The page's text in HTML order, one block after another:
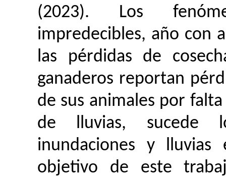
(2023). Los
impredecibles, año con
las pérdidas de
ganaderos reportan
de sus animales por
de lluvias, sucede
inundaciones y
objetivo de este